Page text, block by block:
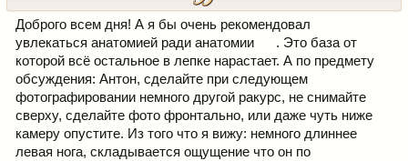
Доброго всем дня! А я бы очень рекомендовал
увлекаться анатомией ради анатомии
. Это база от
которой всё остальное в лепке нарастает. А по предмету
обсуждения: Антон, сделайте при следующем
фотографировании немного другой ракурс, не снимайте
сверху, сделайте фото фронтально, или даже чуть ниже
камеру опустите. Из того что я вижу: немного длиннее
левая нога, складывается ощущение что он по